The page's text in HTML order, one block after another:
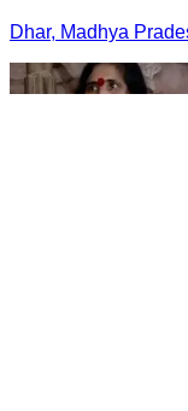
Dhar, Madhya